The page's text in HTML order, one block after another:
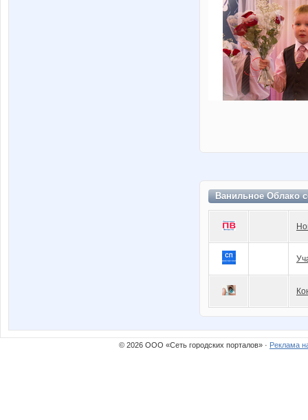
Ванильное Облако
© 2026 ООО «Сеть городских порталов» · Реклама